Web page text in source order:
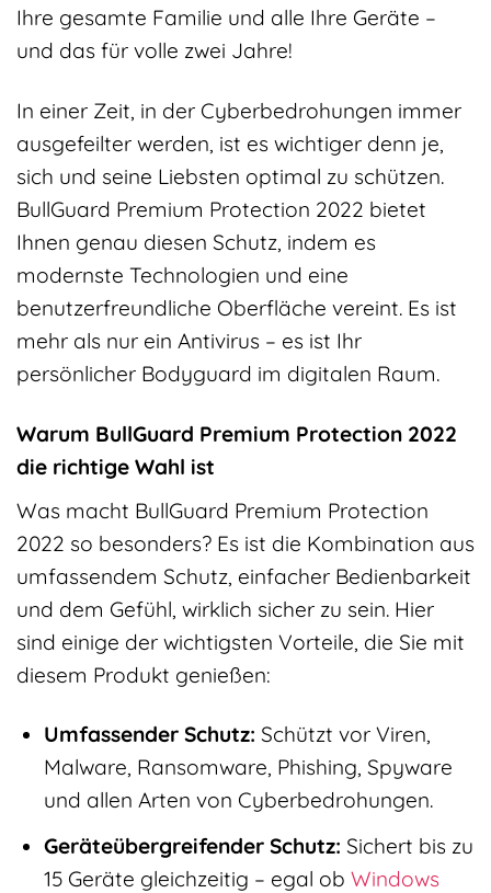
Ihre gesamte Familie und alle Ihre Geräte –
und das für volle zwei Jahre!
In einer Zeit, in der Cyberbedrohungen immer
ausgefeilter werden, ist es wichtiger denn je,
sich und seine Liebsten optimal zu schützen.
BullGuard Premium Protection 2022 bietet
Ihnen genau diesen Schutz, indem es
modernste Technologien und eine
benutzerfreundliche Oberfläche vereint. Es ist
mehr als nur ein Antivirus – es ist Ihr
persönlicher Bodyguard im digitalen Raum.
Warum BullGuard Premium Protection 2022
die richtige Wahl ist
Was macht BullGuard Premium Protection
2022 so besonders? Es ist die Kombination aus
umfassendem Schutz, einfacher Bedienbarkeit
und dem Gefühl, wirklich sicher zu sein. Hier
sind einige der wichtigsten Vorteile, die Sie mit
diesem Produkt genießen:
Umfassender Schutz: Schützt vor Viren,
Malware, Ransomware, Phishing, Spyware
und allen Arten von Cyberbedrohungen.
Geräteübergreifender Schutz: Sichert bis zu
15 Geräte gleichzeitig – egal ob Windows